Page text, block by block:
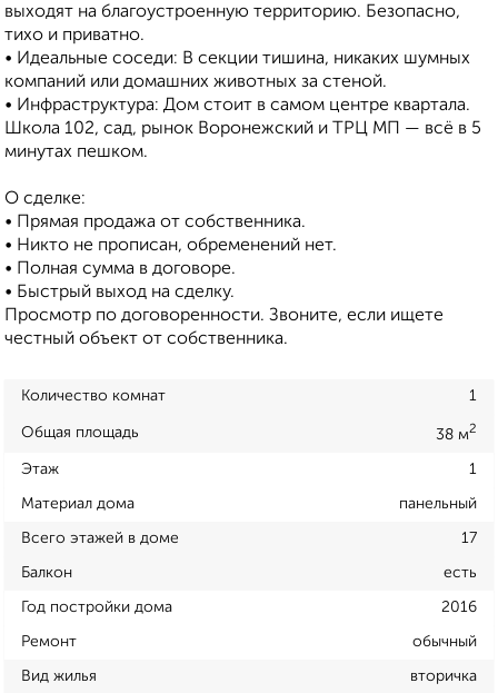
выходят на благоустроенную территорию. Безопасно,
тихо и приватно.
• Идеальные соседи: В секции тишина, никаких шумных
компаний или домашних животных за стеной.
• Инфраструктура: Дом стоит в самом центре квартала.
Школа 102, сад, рынок Воронежский и ТРЦ МП — всё в 5
минутах пешком.
О сделке:
• Прямая продажа от собственника.
• Никто не прописан, обременений нет.
• Полная сумма в договоре.
• Быстрый выход на сделку.
Просмотр по договоренности. Звоните, если ищете
честный объект от собственника.
Количество комнат 1
Общая площадь 38 м2
Этаж 1
Материал дома панельный
Всего этажей в доме 17
Балкон есть
Год постройки дома 2016
Ремонт обычный
Вид жилья вторичка